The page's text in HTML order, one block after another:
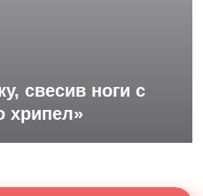
свесив ноги с
хрипел»